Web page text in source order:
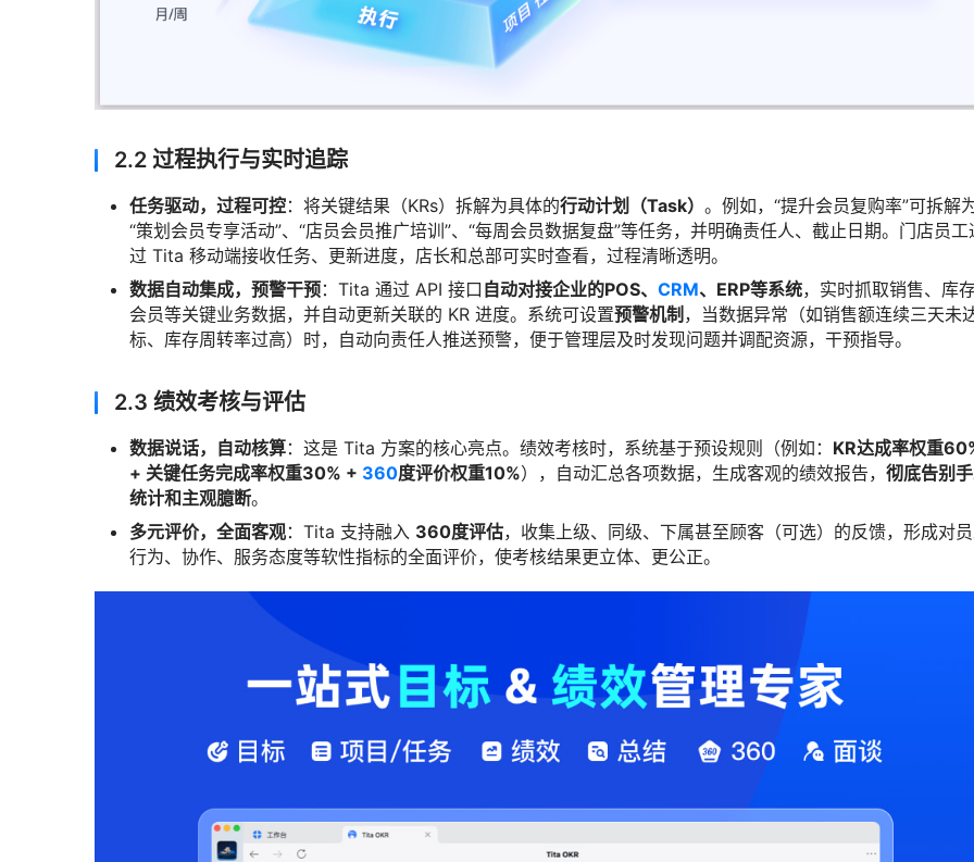
2.2 过程执行与实时追踪
任务驱动，过程可控：将关键结果（KRs）拆解为具体的行动计划（Task） 。例如，“提升会员复购率”可拆解
“策划会员专享活动”、“店员会员推广培训”、“每周会员数据复盘”等任务，并明确责任人、截止日期。门店员工
过 Tita 移动端接收任务、更新进度，店长和总部可实时查看，过程清晰透明。
数据自动集成，预警干预：Tita 通过 API 接口 自动对接企业的POS、 CRM、ERP等系统，实时抓取销售、库
会员等关键业务数据，并自动更新关联的 KR 进度。系统可设置预警机制 ，当数据异常（如销售额连续三天未
标、库存周转率过高）时，自动向责任人推送预警，便于管理层及时发现问题并调配资源，干预指导。
2.3 绩效考核与评估
数据说话，自动核算：这是 Tita 方案的核心亮点。绩效考核时，系统基于预设规则（例如： KR达成率权重
+ 关键任务完成率权重30% + 360度评价权重10%），自动汇总各项数据，生成客观的绩效报告， 彻底告别
统计和主观臆断。
多元评价，全面客观：Tita 支持融入 360度评估，收集上级、同级、下属甚至顾客（可选）的反馈，形成对
行为、协作、服务态度等软性指标的全面评价，使考核结果更立体、更公正。